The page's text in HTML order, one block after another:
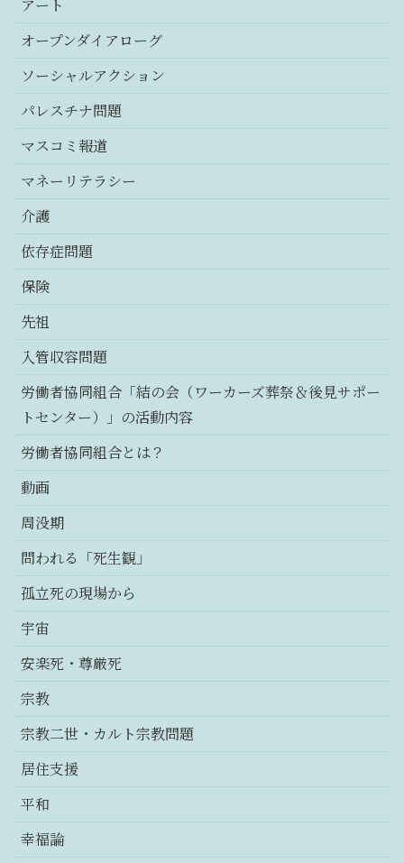
アート
オープンダイアローグ
ソーシャルアクション
パレスチナ問題
マスコミ報道
マネーリテラシー
介護
依存症問題
保険
先祖
入管収容問題
労働者協同組合「結の会（ワーカーズ葬祭＆後見サポー
トセンター）」の活動内容
労働者協同組合とは？
動画
周没期
問われる「死生観」
孤立死の現場から
宇宙
安楽死・尊厳死
宗教
宗教二世・カルト宗教問題
居住支援
平和
幸福論